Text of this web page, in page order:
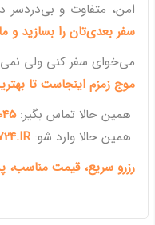
امن، متفاوت و بی‌دردسر
سفر بعدی‌تان را بسازید و
می‌خوای سفر کنی ولی
موج زمزم اینجاست تا
همین حالا تماس بگیر:
همین حالا وارد شو:
رزرو سریع، قیمت مناسب،